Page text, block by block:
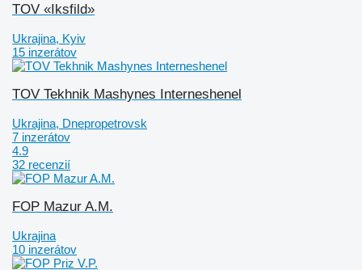
TOV «Iksfild»
Ukrajina, Kyiv
15 inzerátov
TOV Tekhnik Mashynes Interneshenel
Ukrajina, Dnepropetrovsk
7 inzerátov
4.9
32 recenzií
FOP Mazur A.M.
Ukrajina
10 inzerátov